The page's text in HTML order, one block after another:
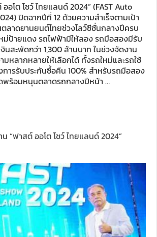
อโต โชว์ ไทยแลนด์ 2024” (FAST Auto
ปิดฉากปีที่ 12 ด้วยความสำเร็จตามเป้า
ตลาดยานยนต์ไทยช่วงโลว์ซีซั่นกลางปีครบ
ม่ป้ายแดง รถไฟฟ้ามีให้ลอง รถมือสองมีรับ
นสะพัดกว่า 1,300 ล้านบาท ในช่วงจัดงาน
มหลากหลายให้เลือกได้ ทั้งรถใหม่และรถใช้
การรับประกันซื้อคืน 100% สำหรับรถมือสอง
พร้อมหนุนตลาดรถกลางปีหน้า …
“ฟาสต์ ออโต โชว์ ไทยแลนด์ 2024”